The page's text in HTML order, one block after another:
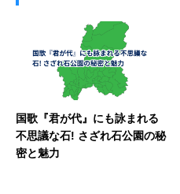
国歌『君が代』にも詠まれる
不思議な石! さざれ石公園の秘
密と魅力